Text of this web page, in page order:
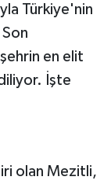
Türkiye'nin
en elit
İşte
olan Mezitli,